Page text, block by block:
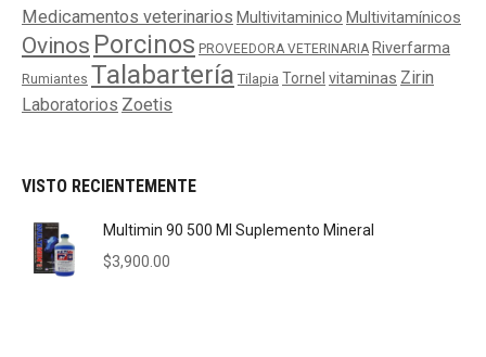
Medicamentos veterinarios Multivitaminico Multivitamínicos
Ovinos Porcinos PROVEEDORA VETERINARIA Riverfarma
Rumiantes Talabartería Tilapia Tornel vitaminas Zirin
Laboratorios Zoetis
VISTO RECIENTEMENTE
Multimin 90 500 Ml Suplemento Mineral
$3,900.00